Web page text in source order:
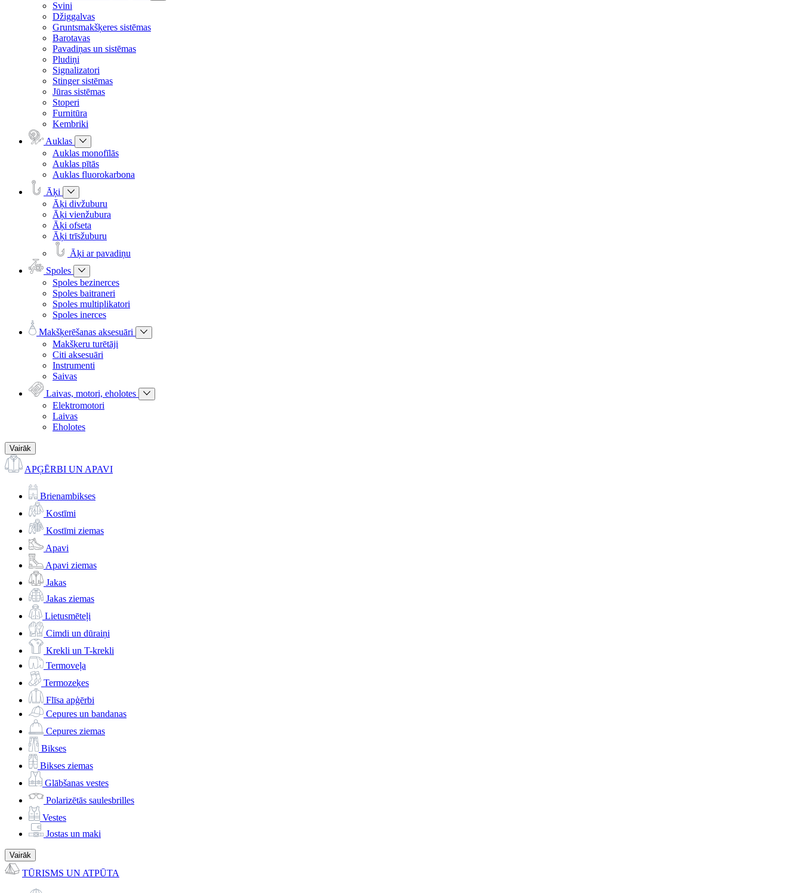
Svini
Džiggalvas
Gruntsmakšķeres sistēmas
Barotavas
Pavadiņas un sistēmas
Pludiņi
Signalizatori
Stinger sistēmas
Jūras sistēmas
Stoperi
Furnitūra
Kembriki
Auklas
Auklas monofīlās
Auklas pītās
Auklas fluorokarbona
Āķi
Āķi divžuburu
Āķi vienžubura
Āķi ofseta
Āķi trīsžuburu
Āķi ar pavadiņu
Spoles
Spoles bezinerces
Spoles baitraneri
Spoles multiplikatori
Spoles inerces
Makšķerēšanas aksesuāri
Makšķeru turētāji
Citi aksesuāri
Instrumenti
Saivas
Laivas, motori, eholotes
Elektromotori
Laivas
Eholotes
Vairāk
APĢĒRBI UN APAVI
Brienambikses
Kostīmi
Kostīmi ziemas
Apavi
Apavi ziemas
Jakas
Jakas ziemas
Lietusmēteļi
Cimdi un dūraiņi
Krekli un T-krekli
Termoveļa
Termozeķes
Flīsa apģērbi
Cepures un bandanas
Cepures ziemas
Bikses
Bikses ziemas
Glābšanas vestes
Polarizētās saulesbrilles
Vestes
Jostas un maki
Vairāk
TŪRISMS UN ATPŪTA